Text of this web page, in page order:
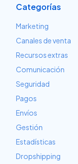
Categorías
Marketing
Canales de venta
Recursos extras
Comunicación
Seguridad
Pagos
Envíos
Gestión
Estadísticas
Dropshipping